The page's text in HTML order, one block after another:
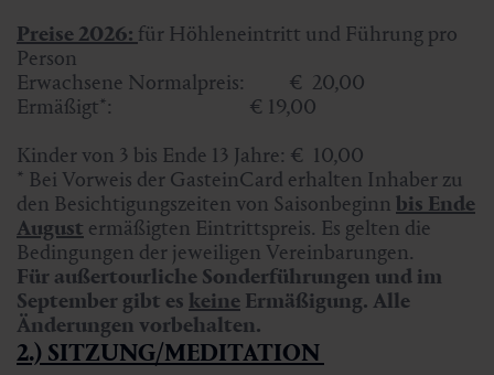
Preise 2026: für Höhleneintritt und Führung pro
Person
Erwachsene Normalpreis: € 20,00
Ermäßigt*: € 19,00
Kinder von 3 bis Ende 13 Jahre: € 10,00
* Bei Vorweis der GasteinCard erhalten Inhaber zu
den Besichtigungszeiten von Saisonbeginn bis Ende
August ermäßigten Eintrittspreis. Es gelten die
Bedingungen der jeweiligen Vereinbarungen.
Für außertourliche Sonderführungen und im
September gibt es keine Ermäßigung. Alle
Änderungen vorbehalten.
2.) SITZUNG/MEDITATION